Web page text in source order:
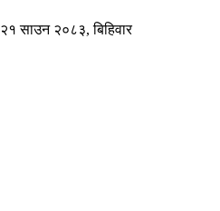
२१ साउन २०८३, बिहिवार